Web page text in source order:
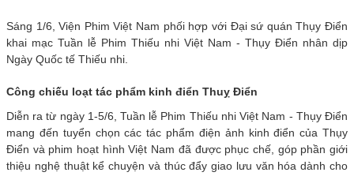
Sáng 1/6, Viện Phim Việt Nam phối hợp với Đại sứ quán Thụy Điển
khai mạc Tuần lễ Phim Thiếu nhi Việt Nam - Thụy Điển nhân dịp
Ngày Quốc tế Thiếu nhi.
Công chiếu loạt tác phẩm kinh điển Thuỵ Điển
Diễn ra từ ngày 1-5/6, Tuần lễ Phim Thiếu nhi Việt Nam - Thụy Điển
mang đến tuyển chọn các tác phẩm điện ảnh kinh điển của Thụy
Điển và phim hoạt hình Việt Nam đã được phục chế, góp phần giới
thiệu nghệ thuật kể chuyện và thúc đẩy giao lưu văn hóa dành cho